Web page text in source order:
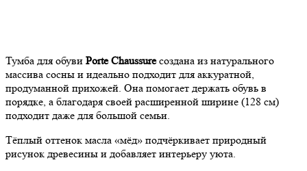
Тумба для обуви Porte Chaussureсоздана из натурального
массива сосны и идеально подходит для аккуратной,
продуманной прихожей. Она помогает держать обувь в
порядке, а благодаря своей расширенной ширине (128 см)
подходит даже для большой семьи.
Тёплый оттенок масла «мёд» подчёркивает природный
рисунок древесины и добавляет интерьеру уюта.